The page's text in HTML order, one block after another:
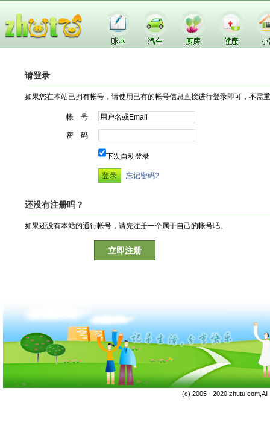
请登录
如果您在本站已拥有帐号，请使用已有的帐号信息直接进行登录即可，不需
帐 号
密 码
下次自动登录
忘记密码?
还没有注册吗？
如果还没有本站的通行帐号，请先注册一个属于自己的帐号吧。
立即注册
(c) 2005 - 2020